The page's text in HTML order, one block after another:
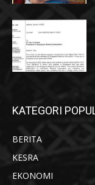
KATEGORI
BERITA
KESRA
EKONOMI